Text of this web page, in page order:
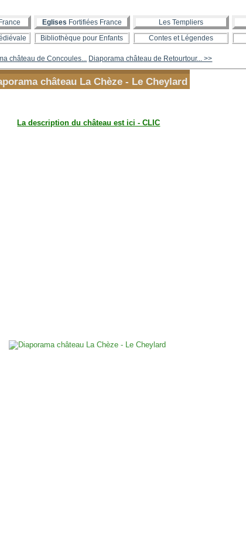
Eglises Fortifiées France Les Templiers
Bibliothèque pour Enfants Contes et Légendes
château de Concoules... Diaporama château de Retourtour... >>
château La Chèze - Le Cheylard
La description du château est ici - CLIC